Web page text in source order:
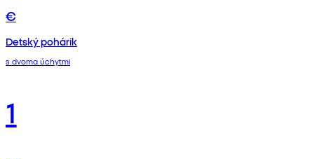
€
Detský pohárik
s dvoma úchytmi
1